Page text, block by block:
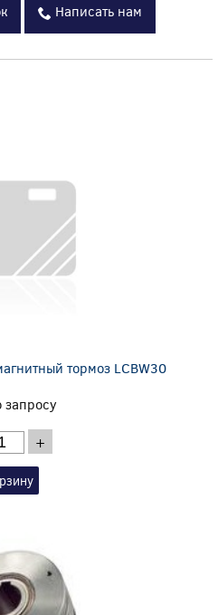
Написать нам
тормоз LCBW30
запросу
+